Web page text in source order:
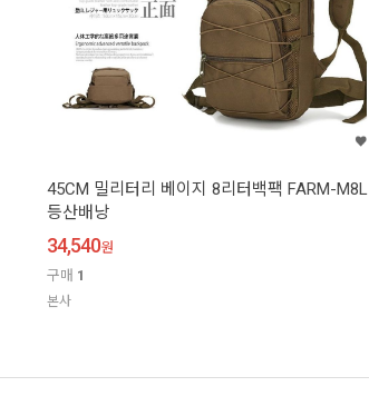
45CM 밀리터리 베이지 8리터백팩 FARM-M8L
등산배낭
34,540원
구매 1
본사